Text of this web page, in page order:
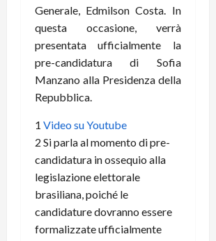
Generale, Edmilson Costa. In
questa occasione, verrà
presentata ufficialmente la
pre-candidatura di Sofia
Manzano alla Presidenza della
Repubblica.
1 Video su Youtube
2 Si parla al momento di pre-
candidatura in ossequio alla
legislazione elettorale
brasiliana, poiché le
candidature dovranno essere
formalizzate ufficialmente